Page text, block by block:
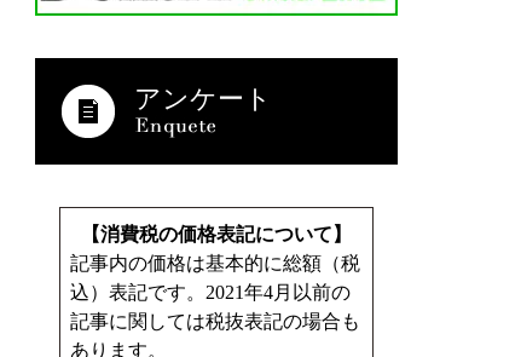
アンケート
【消費税の価格表記について】
記事内の価格は基本的に総額（税
込）表記です。2021年4月以前の
記事に関しては税抜表記の場合も
あります。